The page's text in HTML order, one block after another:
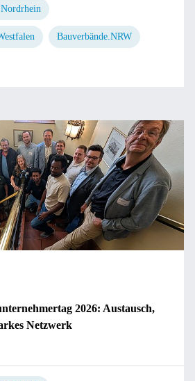
Nordrhein
Bauverbände.NRW
2026: Austausch,
Netzwerk